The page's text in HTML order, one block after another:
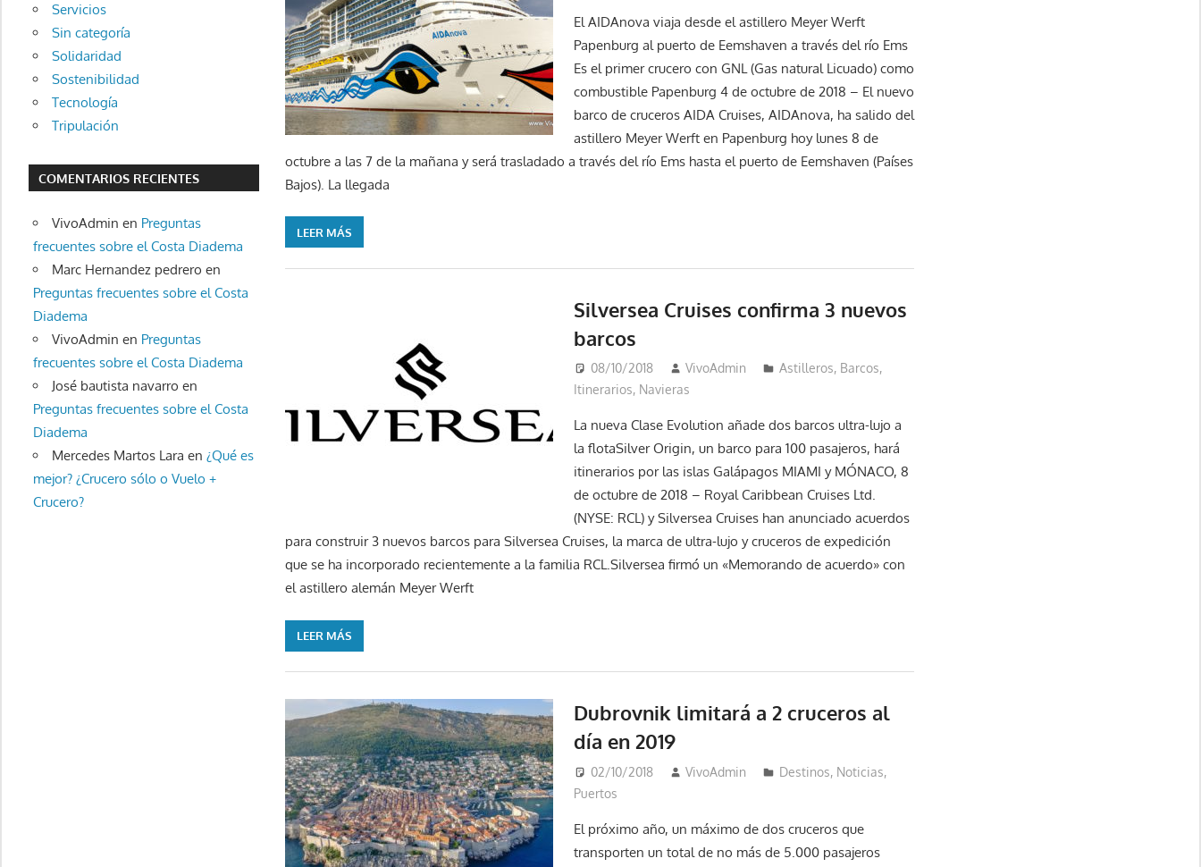
El AIDAnova viaja desde el astillero Meyer Werft
Papenburg al puerto de Eemshaven a través del río Ems
Es el primer crucero con GNL (Gas natural Licuado) como
combustible Papenburg 4 de octubre de 2018 – El nuevo
barco de cruceros AIDA Cruises, AIDAnova, ha salido del
astillero Meyer Werft en Papenburg hoy lunes 8 de
octubre a las 7 de la mañana y será trasladado a través del río Ems hasta el puerto de Eemshaven (Países
Bajos). La llegada
LEER MÁS
Silversea Cruises confirma 3 nuevos
barcos
08/10/2018 VivoAdmin Astilleros, Barcos,
Itinerarios, Navieras
La nueva Clase Evolution añade dos barcos ultra-lujo a
la flotaSilver Origin, un barco para 100 pasajeros, hará
itinerarios por las islas Galápagos MIAMI y MÓNACO, 8
de octubre de 2018 – Royal Caribbean Cruises Ltd.
(NYSE: RCL) y Silversea Cruises han anunciado acuerdos
para construir 3 nuevos barcos para Silversea Cruises, la marca de ultra-lujo y cruceros de expedición
que se ha incorporado recientemente a la familia RCL.Silversea firmó un «Memorando de acuerdo» con
el astillero alemán Meyer Werft
LEER MÁS
Dubrovnik limitará a 2 cruceros al
día en 2019
02/10/2018 VivoAdmin Destinos, Noticias,
Puertos
El próximo año, un máximo de dos cruceros que
transporten un total de no más de 5.000 pasajeros
Servicios
Sin categoría
Solidaridad
Sostenibilidad
Tecnología
Tripulación
COMENTARIOS RECIENTES
VivoAdmin en Preguntas
frecuentes sobre el Costa Diadema
Marc Hernandez pedrero en
Preguntas frecuentes sobre el Costa
Diadema
VivoAdmin en Preguntas
frecuentes sobre el Costa Diadema
José bautista navarro en
Preguntas frecuentes sobre el Costa
Diadema
Mercedes Martos Lara en ¿Qué es
mejor? ¿Crucero sólo o Vuelo +
Crucero?